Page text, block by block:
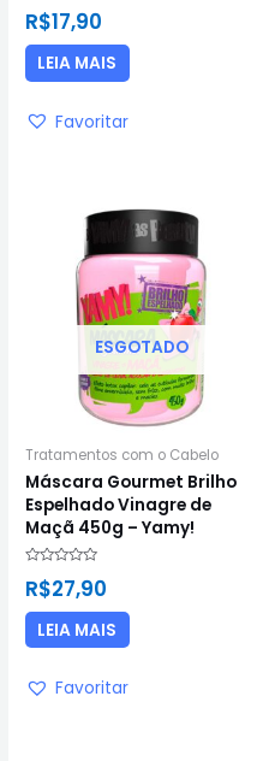
Avaliação
0
5
R$17,90
LEIA MAIS
Favoritar
ESGOTADO
Tratamentos com o Cabelo
Máscara Gourmet Brilho
Espelhado Vinagre de
Maçã 450g – Yamy!
0
5
R$27,90
LEIA MAIS
Favoritar